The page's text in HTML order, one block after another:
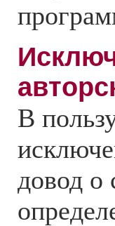
В
довод о